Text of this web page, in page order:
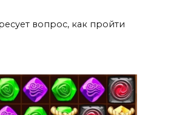
вопрос, как пройти